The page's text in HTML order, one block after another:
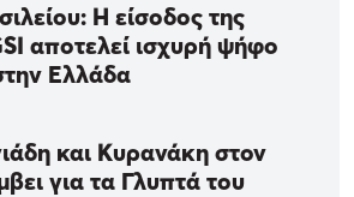
Η είσοδος της
αποτελεί ισχυρή ψήφο
Ελλάδα
και Κυρανάκη στον
για τα Γλυπτά του